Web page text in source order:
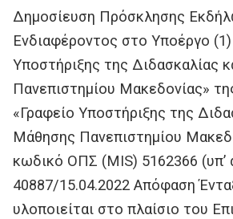
Δημοσίευση Πρόσκλησης
Ενδιαφέροντος στο Υποέργο (1)
Υποστήριξης της Διδασκαλίας
Πανεπιστημίου Μακεδονίας»
«Γραφείο Υποστήριξης της
Μάθησης Πανεπιστημίου
κωδικό ΟΠΣ (MIS) 5162366 (υπ’
40887/15.04.2022 Απόφαση
υλοποιείται στο πλαίσιο του